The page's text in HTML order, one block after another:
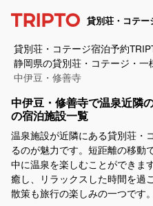
貸別荘・コテー
貸別荘・コテージ宿泊予約
静岡県の貸別荘・コテージ・一
中伊豆・修善寺
中伊豆・修善寺で温泉近隣
の宿泊施設一覧
温泉施設が近隣にある貸別荘・
るのが魅力です。短距離の移動
中に温泉を楽しむことができま
癒し、リラックスした時間を過
散策も旅行の楽しみの一つです。